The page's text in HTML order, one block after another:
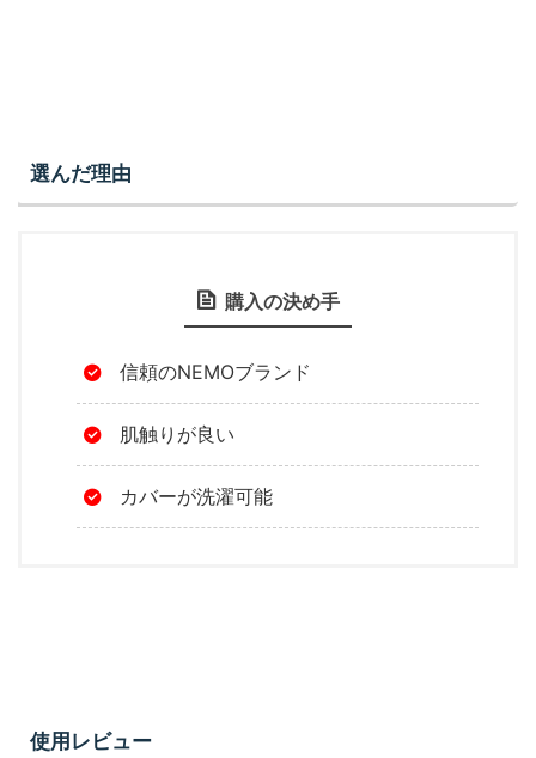
選んだ理由
購入の決め手
信頼のNEMOブランド
肌触りが良い
カバーが洗濯可能
使用レビュー